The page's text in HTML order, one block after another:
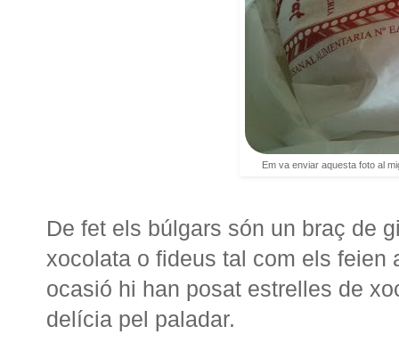
Em va enviar aquesta foto al
De fet els búlgars són un braç de
xocolata o fideus tal com els feien
ocasió hi han posat estrelles de
delícia pel paladar.